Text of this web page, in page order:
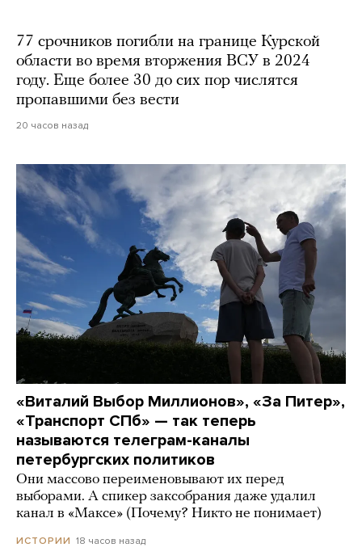
77 срочников погибли на границе Курской
области во время вторжения ВСУ в 2024
году. Еще более 30 до сих пор числятся
пропавшими без вести
20 часов назад
«Виталий Выбор Миллионов», «За Питер»,
«Транспорт СПб» — так теперь
называются телеграм-каналы
петербургских политиков
Они массово переименовывают их перед
выборами. А спикер заксобрания даже удалил
канал в «Максе» (Почему? Никто не понимает)
ИСТОРИИ 18 часов назад